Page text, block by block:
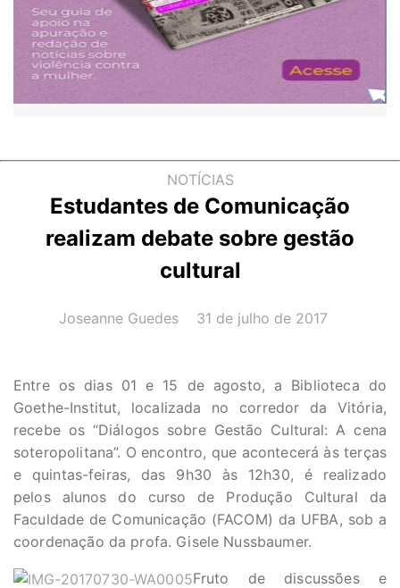
NOTÍCIAS
Estudantes de Comunicação
realizam debate sobre gestão
cultural
AUTOR(A):
Joseanne Guedes DATA:
31 de julho de 2017
Entre os dias 01 e 15 de agosto, a Biblioteca do
Goethe-Institut, localizada no corredor da Vitória,
recebe os “Diálogos sobre Gestão Cultural: A cena
soteropolitana”. O encontro, que acontecerá às terças
e quintas-feiras, das 9h30 às 12h30, é realizado
pelos alunos do curso de Produção Cultural da
Faculdade de Comunicação (FACOM) da UFBA, sob a
coordenação da profa. Gisele Nussbaumer.
Fruto de discussões e